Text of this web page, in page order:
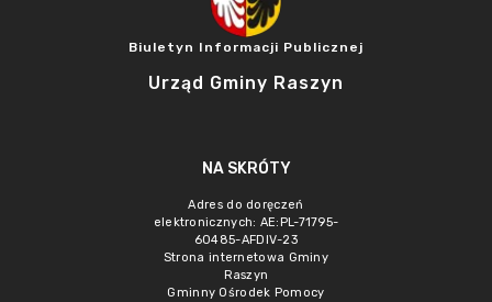
Biuletyn Informacji Publicznej
Urząd Gminy Raszyn
NA SKRÓTY
Adres do doręczeń
elektronicznych: AE:PL-71795-
60485-AFDIV-23
Strona internetowa Gminy
Raszyn
Gminny Ośrodek Pomocy